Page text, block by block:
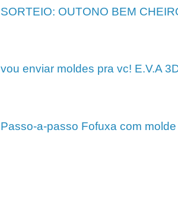
SORTEIO: OUTONO BEM
vou enviar moldes pra vc! E.V.A
Passo-a-passo Fofuxa com molde